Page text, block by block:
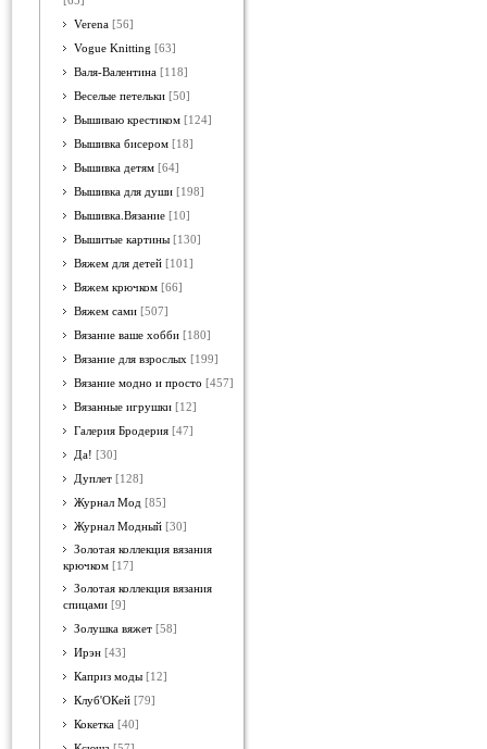
Verena [56]
Vogue Knitting [63]
Валя-Валентина [118]
Веселые петельки [50]
Вышиваю крестиком [124]
Вышивка бисером [18]
Вышивка детям [64]
Вышивка для души [198]
Вышивка.Вязание [10]
Вышитые картины [130]
Вяжем для детей [101]
Вяжем крючком [66]
Вяжем сами [507]
Вязание ваше хобби [180]
Вязание для взрослых [199]
Вязание модно и просто [457]
Вязанные игрушки [12]
Галерия Бродерия [47]
Да! [30]
Дуплет [128]
Журнал Мод [85]
Журнал Модный [30]
Золотая коллекция вязания
крючком [17]
Золотая коллекция вязания
спицами [9]
Золушка вяжет [58]
Ирэн [43]
Каприз моды [12]
Клуб'ОКей [79]
Кокетка [40]